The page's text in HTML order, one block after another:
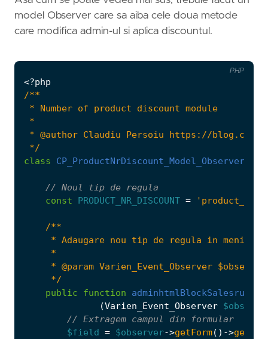
model Observer care sa aiba cele doua metode
care modifica admin-ul si aplica discountul.
<?php
*/
class
CP_ProductNrDiscount_Model_Observer
const
PRODUCT_NR_DISCOUNT =
     */
public
function
(Varien_Event_Observer
$field = $observer->getForm() ->
PHP